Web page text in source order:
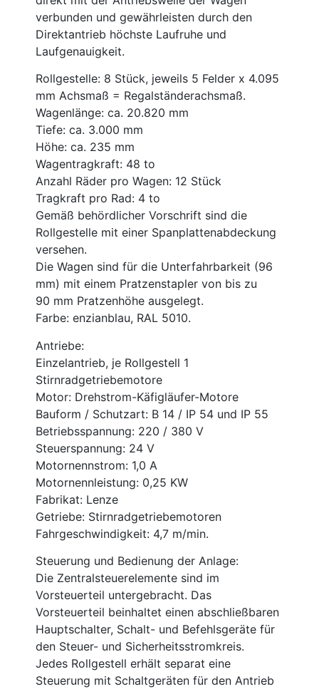
verbunden und gewährleisten durch den
Direktantrieb höchste Laufruhe und
Laufgenauigkeit.
Rollgestelle: 8 Stück, jeweils 5 Felder x 4.095
mm Achsmaß = Regalständerachsmaß.
Wagenlänge: ca. 20.820 mm
Tiefe: ca. 3.000 mm
Höhe: ca. 235 mm
Wagentragkraft: 48 to
Anzahl Räder pro Wagen: 12 Stück
Tragkraft pro Rad: 4 to
Gemäß behördlicher Vorschrift sind die
Rollgestelle mit einer Spanplattenabdeckung
versehen.
Die Wagen sind für die Unterfahrbarkeit (96
mm) mit einem Pratzenstapler von bis zu
90 mm Pratzenhöhe ausgelegt.
Farbe: enzianblau, RAL 5010.
Antriebe:
Einzelantrieb, je Rollgestell 1
Stirnradgetriebemotore
Motor: Drehstrom-Käfigläufer-Motore
Bauform / Schutzart: B 14 / IP 54 und IP 55
Betriebsspannung: 220 / 380 V
Steuerspannung: 24 V
Motornennstrom: 1,0 A
Motornennleistung: 0,25 KW
Fabrikat: Lenze
Getriebe: Stirnradgetriebemotoren
Fahrgeschwindigkeit: 4,7 m/min.
Steuerung und Bedienung der Anlage:
Die Zentralsteuerelemente sind im
Vorsteuerteil untergebracht. Das
Vorsteuerteil beinhaltet einen abschließbaren
Hauptschalter, Schalt- und Befehlsgeräte für
den Steuer- und Sicherheitsstromkreis.
Jedes Rollgestell erhält separat eine
Steuerung mit Schaltgeräten für den Antrieb